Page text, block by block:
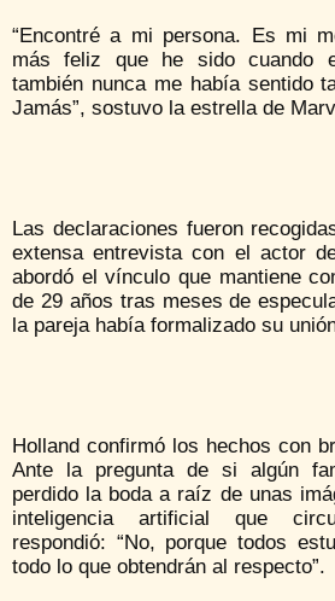
“Encontré a mi persona. Es mi
más feliz que he sido cuando
también nunca me había sentido
Jamás”, sostuvo la estrella de
Las declaraciones fueron
extensa entrevista con el actor
abordó el vínculo que mantiene
de 29 años tras meses de
la pareja había formalizado su
Holland confirmó los hechos con
Ante la pregunta de si algún
perdido la boda a raíz de unas
inteligencia artificial que
respondió: “No, porque todos
todo lo que obtendrán al respecto”.